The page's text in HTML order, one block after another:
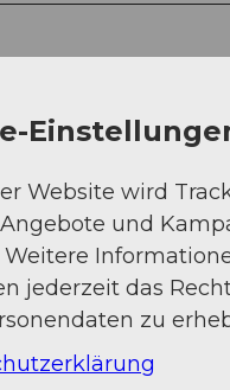
Weg (90%)
Website wird
und
Weitere
jederzeit das
zu